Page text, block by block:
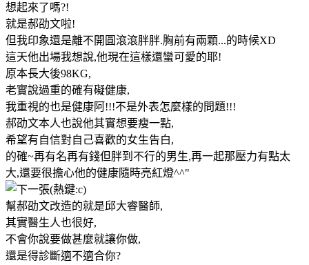
想起來了嗎?!
就是郝劭文啦!
但我印象還是離不開圓滾滾胖胖.胸前有兩顆...的時候XD
這天他出場我想說,他現在這樣還蠻可愛的耶!
原本長大後98KG,
老實說過重的確有礙健康,
我重視的也是健康阿!!!不是外表怎麼樣的問題!!!
郝劭文本人也說他其實想要瘦一點,
希望有自信對自己喜歡的女生告白,
的確~再有名再有錢但胖到不行的男生,再一起那壓力有點太
大,還要很擔心他的健康隨時亮紅燈^^"
幫郝劭文改造的就是邱大睿醫師,
其實醫生人也很好,
不會你說要做甚麼就讓你做,
還是得診斷適不適合你?